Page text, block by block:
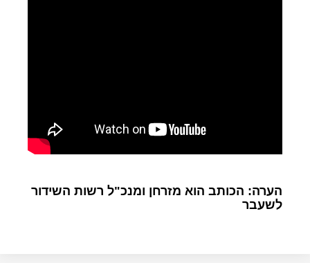
הערה: הכותב הוא מזרחן ומנכ"ל רשות השידור
לשעבר